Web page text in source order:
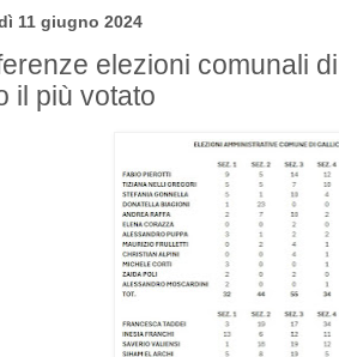
11 giugno 2024
elezioni comunali
il più votato